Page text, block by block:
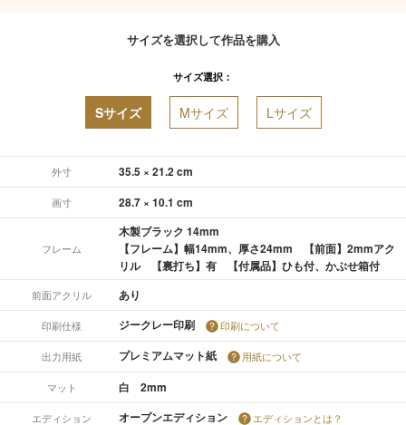
サイズを選択して作品を購入
サイズ選択：
Sサイズ Mサイズ Lサイズ
外寸 35.5 × 21.2 cm
画寸 28.7 × 10.1 cm
フレーム
木製ブラック 14mm
【フレーム】幅14mm、厚さ24mm 【前面】2mmアク
リル 【裏打ち】有 【付属品】ひも付、かぶせ箱付
前面アクリル あり
印刷仕様 ジークレー印刷 印刷について
出力用紙 プレミアムマット紙 用紙について
マット 白 2mm
エディション オープンエディション エディションとは？